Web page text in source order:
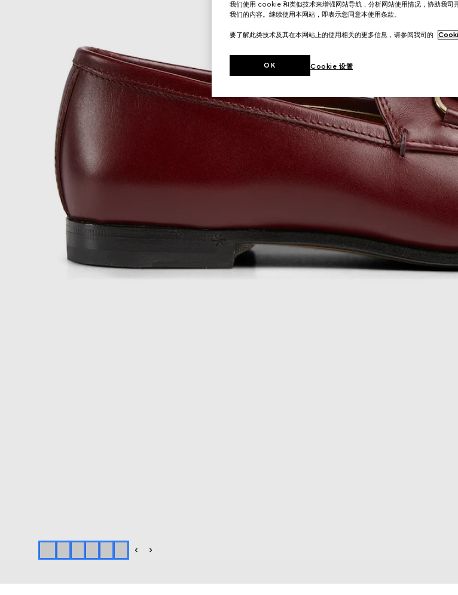
我们使用 cookie 和类似技术来增强网站导航，分析网站使用情况，协助我司
我们的内容。继续使用本网站，即表示您同意本使用条款。
要了解此类技术及其在本网站上的使用相关的更多信息，请参阅我司的
Cookie 设置
OK